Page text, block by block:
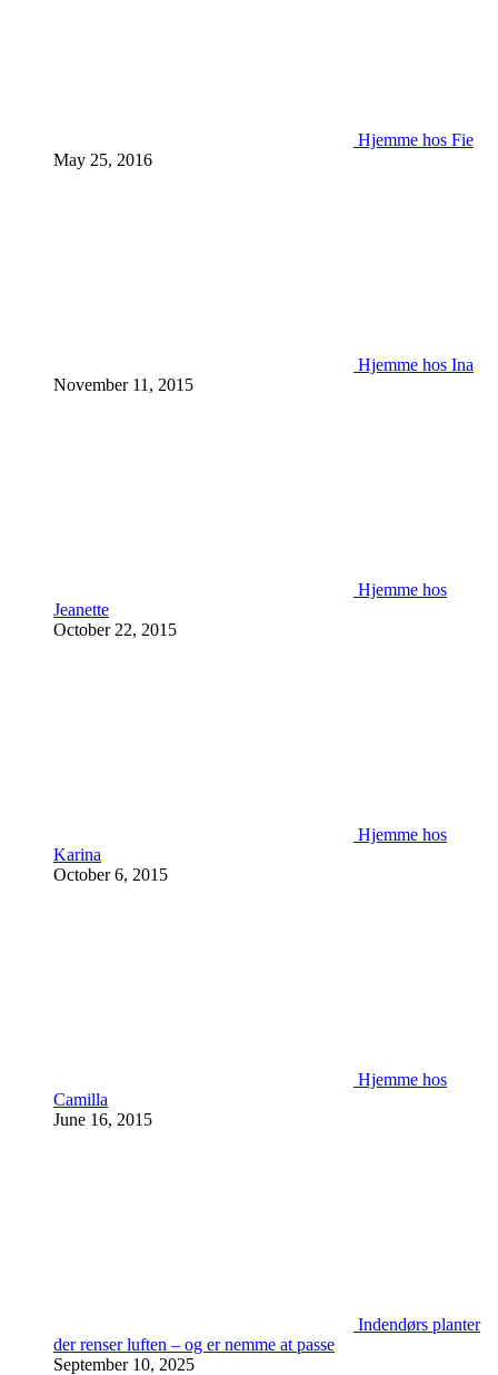
Hjemme hos Fie
May 25, 2016
Hjemme hos Ina
November 11, 2015
Hjemme hos
Jeanette
October 22, 2015
Hjemme hos
Karina
October 6, 2015
Hjemme hos
Camilla
June 16, 2015
Indendørs planter
der renser luften – og er nemme at passe
September 10, 2025